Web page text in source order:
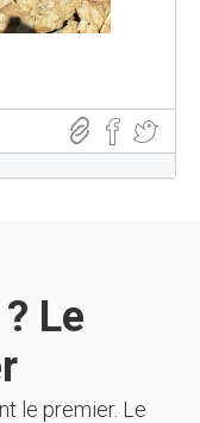
Le
le premier. Le